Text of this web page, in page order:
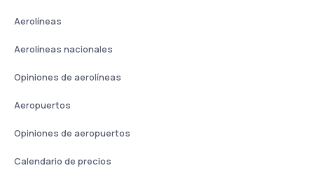
Aerolíneas
Aerolíneas nacionales
Opiniones de aerolíneas
Aeropuertos
Opiniones de aeropuertos
Calendario de precios